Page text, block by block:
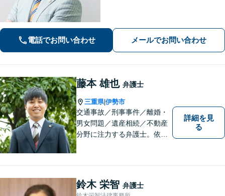
金を0にできる可能性があります。
電話でお問い合わせ メールでお問い合わせ
藤本 雄也 弁護士
三重県|伊勢市
交通事故／刑事事件／離婚・
男女問題／遺産相続／不動産
分野に注力する弁護士。依頼
お気軽にご相談ください！
【離婚・男女問題の経験多
数】
詳細を見
る
鈴木 栄智 弁護士